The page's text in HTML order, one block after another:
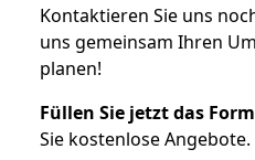
Kontaktieren Sie uns
uns gemeinsam Ihren
planen!
Füllen Sie jetzt das
Sie kostenlose Angebote.